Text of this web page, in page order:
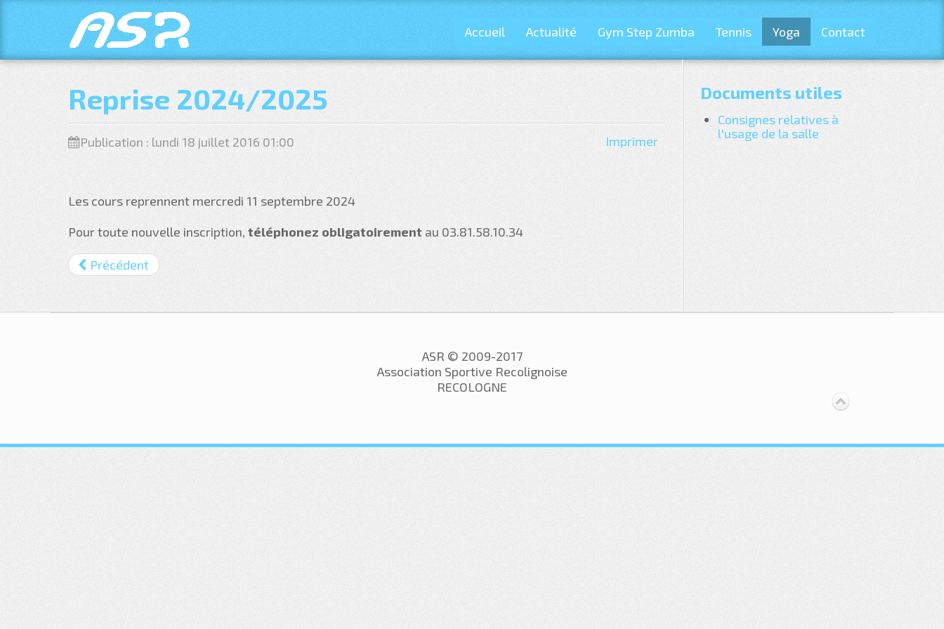
Accueil Actualité Gym Step Zumba Tennis Yoga Contact
Reprise 2024/2025
Imprimer
Publication : lundi 18 juillet 2016 01:00
Les cours reprennent mercredi 11 septembre 2024
Pour toute nouvelle inscription, téléphonez obligatoirement au 03.81.58.10.34
Précédent
Documents utiles
Consignes relatives à
l'usage de la salle
ASR © 2009-2017
Association Sportive Recolignoise
RECOLOGNE